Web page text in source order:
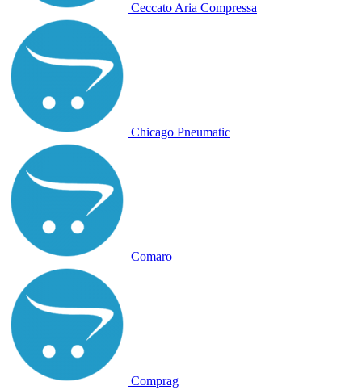
Ceccato Aria Compressa
Chicago Pneumatic
Comaro
Comprag